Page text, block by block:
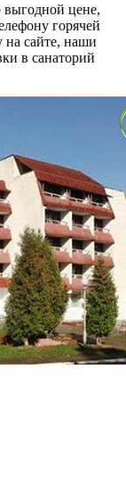
выгодной цене,
горячей
на сайте, наши
в санаторий